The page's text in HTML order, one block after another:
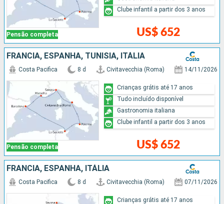
Pensão completa US$ 652
Clube infantil a partir dos 3 anos
FRANCIA, ESPANHA, TUNÍSIA, ITÁLIA
Pensão completa
Costa Pacifica 8 d Civitavecchia (Roma) 14/11/2026
US$ 652
Crianças grátis até 17 anos
Tudo incluído disponível
Gastronomia italiana
Clube infantil a partir dos 3 anos
FRANCIA, ESPANHA, ITÁLIA
Costa Pacifica 8 d Civitavecchia (Roma) 07/11/2026
Crianças grátis até 17 anos